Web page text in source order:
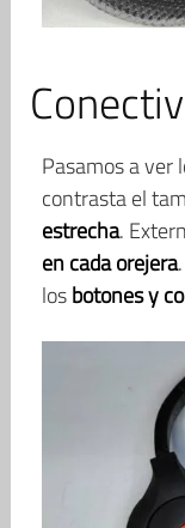
Pasamos a ver
contrasta el
estrecha.
en cada orejera
losbotones y